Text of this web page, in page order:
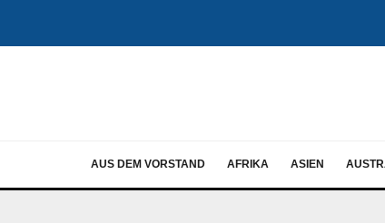
AUS DEM VORSTAND AFRIKA ASIEN